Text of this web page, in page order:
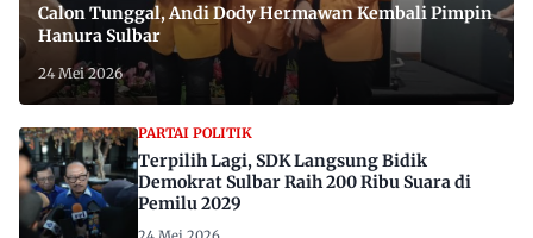
Calon Tunggal, Andi Dody Hermawan Kembali Pimpin
Hanura Sulbar
24 Mei 2026
PARTAI POLITIK
Terpilih Lagi, SDK Langsung Bidik
Demokrat Sulbar Raih 200 Ribu Suara di
Pemilu 2029